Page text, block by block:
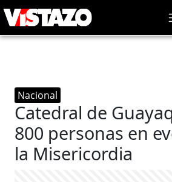
Nacional
Catedral de
800 personas en
la Misericordia